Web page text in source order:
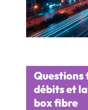
Questions
débits et
box fibre